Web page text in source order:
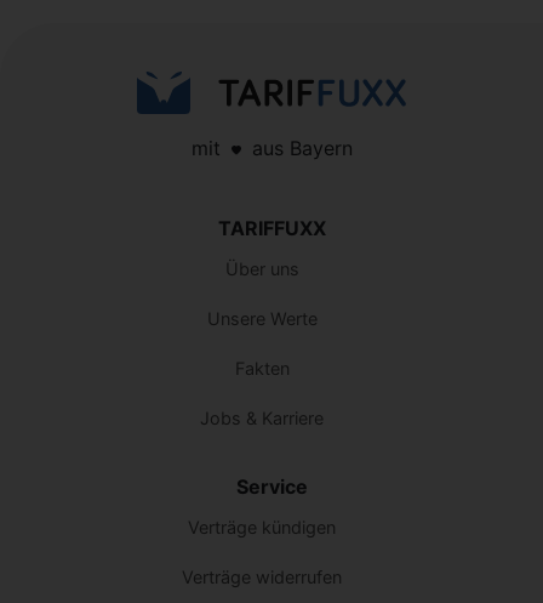
mit aus Bayern
TARIFFUXX
Über uns
Unsere Werte
Fakten
Jobs & Karriere
Service
Verträge kündigen
Verträge widerrufen